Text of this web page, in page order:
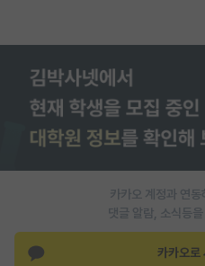
인문사회 계열 게시판
특수/전문대학원 게시판
반도체/AI 게시판
장학금/장학생 게시판
학술 정보 게시판
홍보 게시판
커리어
카카오 계정과 연
댓글 알람, 소식등
카카오로